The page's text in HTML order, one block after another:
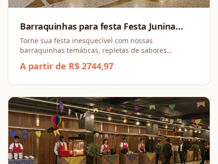
Barraquinhas para festa Festa Junina
(Combo a partir de 4 barracas)
Torne sua festa inesquecível com nossas
barraquinhas temáticas, repletas de sabores
A partir de R$ 2744,97